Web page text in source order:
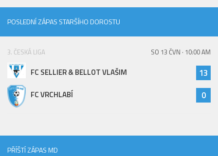
St. přípravka
Hráči
Rozpis zápasů
Realizační tým
Mladší přípravka
Zápasy
POSLEDNÍ ZÁPAS STARŠÍHO DOROSTU
3. ČESKÁ LIGA SO 13 ČVN · 10:00 AM
FC SELLIER & BELLOT VLAŠIM 13
FC VRCHLABÍ 0
PŘÍŠTÍ ZÁPAS MD